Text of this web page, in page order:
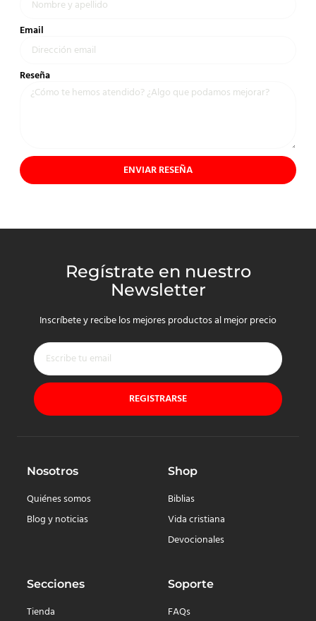
Email
Reseña
ENVIAR RESEÑA
Regístrate en nuestro
Newsletter
Inscríbete y recibe los mejores productos al mejor precio
REGISTRARSE
Nosotros
Quiénes somos
Blog y noticias
Shop
Biblias
Vida cristiana
Devocionales
Secciones
Tienda
Soporte
FAQs